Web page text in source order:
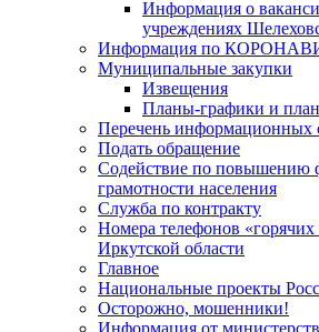
Информация о
учреждениях
Информация по
Муниципальные закупки
Извещения
Планы-графики и
Перечень информационных
Подать обращение
Содействие по повышению
грамотности населения
Служба по контракту
Номера телефонов
Иркутской области
Главное
Национальные проекты
Осторожно, мошенники!
Информация от